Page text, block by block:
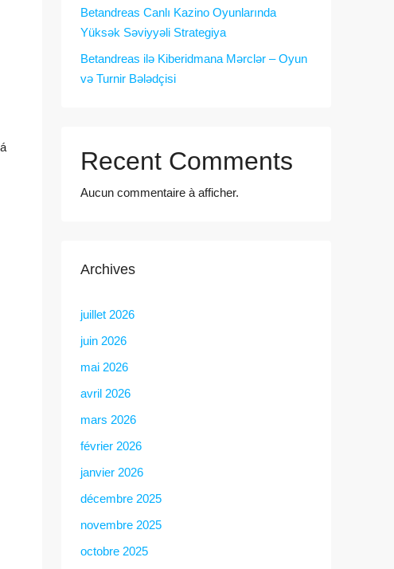
Betandreas Canlı Kazino Oyunlarında
Yüksək Səviyyəli Strategiya
Betandreas ilə Kiberidmana Mərclər – Oyun
və Turnir Bələdçisi
Recent Comments
Aucun commentaire à afficher.
Archives
juillet 2026
juin 2026
mai 2026
avril 2026
mars 2026
février 2026
janvier 2026
décembre 2025
novembre 2025
octobre 2025